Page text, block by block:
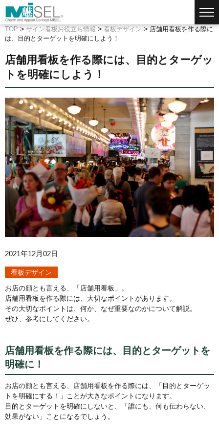
TOP>サイン看板お役立ち情報>看板デザイン>店舗用看板を作る際に
は、目的とターゲットを明確にしよう！
店舗用看板を作る際には、目的とターゲッ
トを明確にしよう！
2021年12月02日
看板デザイン
お店の顔とも言える、「店舗用看板」。
店舗用看板を作る際には、大切なポイントがあります。
その大切なポイントは、何か、なぜ重要なのかについて解説。
ぜひ、参考にしてください。
店舗用看板を作る際には、目的とターゲットを
明確に！
お店の顔とも言える、店舗用看板を作る際には、「目的とターゲッ
トを明確にする！」ことが大きなポイントになります。
目的とターゲットを明確にしないと、「誰にも、何も伝わらない、
効果がない」ことになるでしょう。